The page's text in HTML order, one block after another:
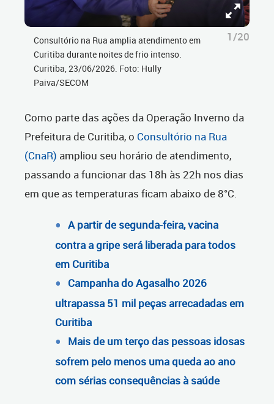
Consultório na Rua amplia atendimento em
Curitiba durante noites de frio intenso.
Curitiba, 23/06/2026. Foto: Hully
Paiva/SECOM
1/20
Como parte das ações da Operação Inverno da
Prefeitura de Curitiba, o Consultório na Rua
(CnaR) ampliou seu horário de atendimento,
passando a funcionar das 18h às 22h nos dias
em que as temperaturas ficam abaixo de 8°C.
A partir de segunda-feira, vacina
contra a gripe será liberada para todos
em Curitiba
Campanha do Agasalho 2026
ultrapassa 51 mil peças arrecadadas em
Curitiba
Mais de um terço das pessoas idosas
sofrem pelo menos uma queda ao ano
com sérias consequências à saúde